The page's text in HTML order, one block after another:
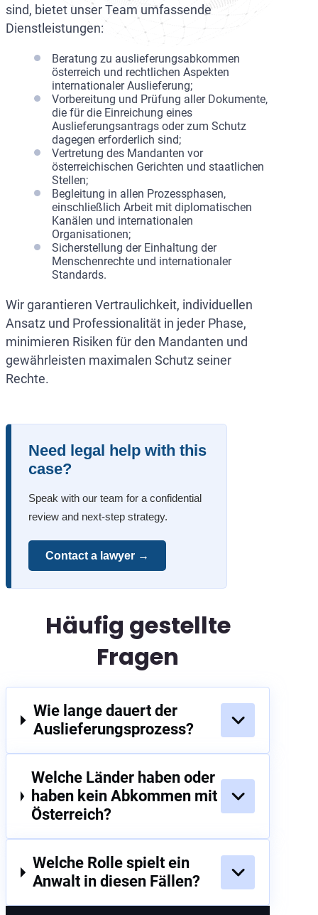
sind, bietet unser Team umfassende
Dienstleistungen:
Beratung zu auslieferungsabkommen
österreich und rechtlichen Aspekten
internationaler Auslieferung;
Vorbereitung und Prüfung aller Dokumente,
die für die Einreichung eines
Auslieferungsantrags oder zum Schutz
dagegen erforderlich sind;
Vertretung des Mandanten vor
österreichischen Gerichten und staatlichen
Stellen;
Begleitung in allen Prozessphasen,
einschließlich Arbeit mit diplomatischen
Kanälen und internationalen
Organisationen;
Sicherstellung der Einhaltung der
Menschenrechte und internationaler
Standards.
Wir garantieren Vertraulichkeit, individuellen
Ansatz und Professionalität in jeder Phase,
minimieren Risiken für den Mandanten und
gewährleisten maximalen Schutz seiner
Rechte.
Need legal help with this
case?
Speak with our team for a confidential
review and next-step strategy.
Contact a lawyer →
Häufig gestellte
Fragen
Wie lange dauert der
Auslieferungsprozess?
Welche Länder haben oder
haben kein Abkommen mit
Österreich?
Welche Rolle spielt ein
Anwalt in diesen Fällen?